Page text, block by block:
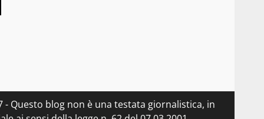
- Questo blog non è una testata giornalistica, in